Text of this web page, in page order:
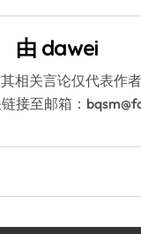
由 dawei
相关言论仅代表作
接至邮箱：